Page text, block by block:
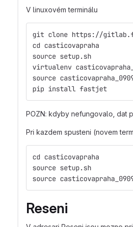
V linuxovém terminálu
git clone https://
cd casticovapraha
source setup.sh
virtualenv
source
pip install fastjet
POZN: kdyby nefungovalo, dat
Pri kazdem spusteni (novem
cd casticovapraha
source setup.sh
source
Reseni